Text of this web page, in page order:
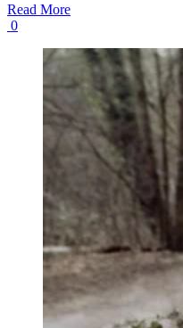
Read More
0